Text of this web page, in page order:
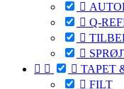

 Q-


   TAPET
 FILT